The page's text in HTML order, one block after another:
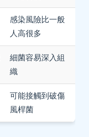
感染風險比一般
人高很多
細菌容易深入組
織
可能接觸到破傷
風桿菌